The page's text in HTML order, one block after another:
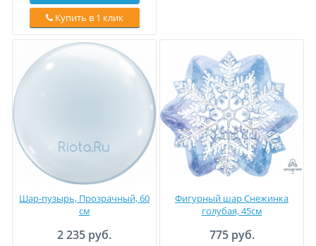
Купить в 1 клик
Шар-пузырь, Прозрачный, 60
см
2 235 руб.
Фигурный шар Снежинка
голубая, 45см
775 руб.